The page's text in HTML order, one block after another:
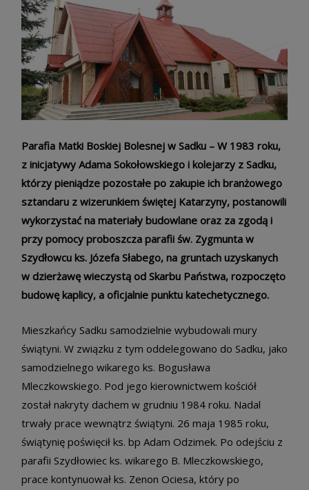
Parafia Matki Boskiej Bolesnej w Sadku – W 1983 roku,
z inicjatywy Adama Sokołowskiego i kolejarzy z Sadku,
którzy pieniądze pozostałe po zakupie ich branżowego
sztandaru z wizerunkiem świętej Katarzyny, postanowili
wykorzystać na materiały budowlane oraz za zgodą i
przy pomocy proboszcza parafii św. Zygmunta w
Szydłowcu ks. Józefa Słabego, na gruntach uzyskanych
w dzierżawę wieczystą od Skarbu Państwa, rozpoczęto
budowę kaplicy, a oficjalnie punktu katechetycznego.
Mieszkańcy Sadku samodzielnie wybudowali mury
świątyni. W związku z tym oddelegowano do Sadku, jako
samodzielnego wikarego ks. Bogusława
Mleczkowskiego. Pod jego kierownictwem kościół
został nakryty dachem w grudniu 1984 roku. Nadal
trwały prace wewnątrz świątyni. 26 maja 1985 roku,
świątynię poświęcił ks. bp Adam Odzimek. Po odejściu z
parafii Szydłowiec ks. wikarego B. Mleczkowskiego,
prace kontynuował ks. Zenon Ociesa, który po